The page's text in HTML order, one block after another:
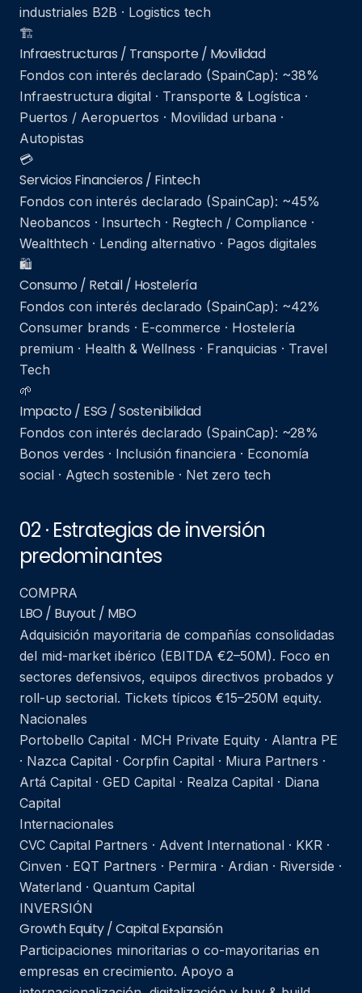
industriales B2B · Logistics tech
🏗️
Infraestructuras / Transporte / Movilidad
Fondos con interés declarado (SpainCap): ~38%
Infraestructura digital · Transporte & Logística ·
Puertos / Aeropuertos · Movilidad urbana ·
Autopistas
💳
Servicios Financieros / Fintech
Fondos con interés declarado (SpainCap): ~45%
Neobancos · Insurtech · Regtech / Compliance ·
Wealthtech · Lending alternativo · Pagos digitales
🛍️
Consumo / Retail / Hostelería
Fondos con interés declarado (SpainCap): ~42%
Consumer brands · E-commerce · Hostelería
premium · Health & Wellness · Franquicias · Travel
Tech
🌱
Impacto / ESG / Sostenibilidad
Fondos con interés declarado (SpainCap): ~28%
Bonos verdes · Inclusión financiera · Economía
social · Agtech sostenible · Net zero tech
02 · Estrategias de inversión
predominantes
COMPRA
LBO / Buyout / MBO
Adquisición mayoritaria de compañías consolidadas
del mid-market ibérico (EBITDA €2–50M). Foco en
sectores defensivos, equipos directivos probados y
roll-up sectorial. Tickets típicos €15–250M equity.
Nacionales
Portobello Capital · MCH Private Equity · Alantra PE
· Nazca Capital · Corpfin Capital · Miura Partners ·
Artá Capital · GED Capital · Realza Capital · Diana
Capital
Internacionales
CVC Capital Partners · Advent International · KKR ·
Cinven · EQT Partners · Permira · Ardian · Riverside ·
Waterland · Quantum Capital
INVERSIÓN
Growth Equity / Capital Expansión
Participaciones minoritarias o co-mayoritarias en
empresas en crecimiento. Apoyo a